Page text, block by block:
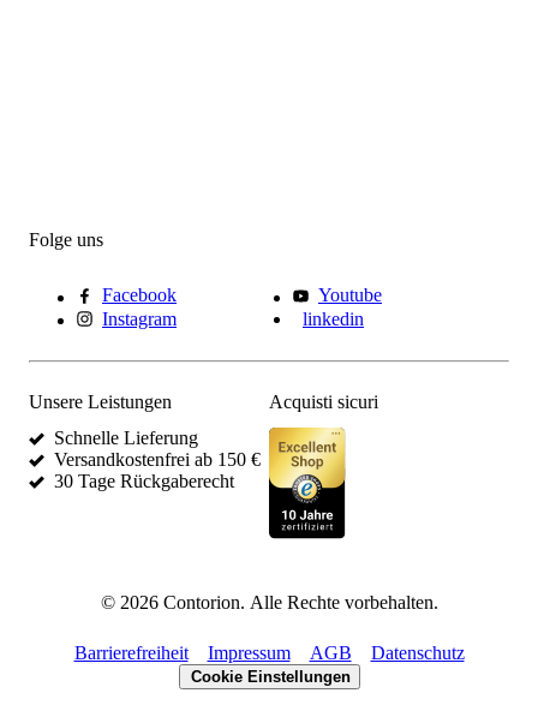
Folge uns
Facebook
Youtube
Instagram
linkedin
Unsere Leistungen
Schnelle Lieferung
Versandkostenfrei ab 150 €
30 Tage Rückgaberecht
Acquisti sicuri
© 2026Contorion. Alle Rechte vorbehalten.
Barrierefreiheit Impressum AGB Datenschutz
Cookie Einstellungen